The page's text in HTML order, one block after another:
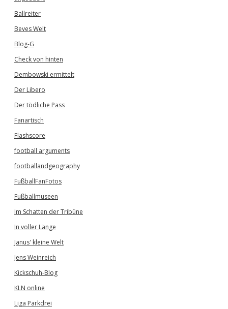
Ballreiter
Beves Welt
Blog-G
Check von hinten
Dembowski ermittelt
Der Libero
Der tödliche Pass
Fanartisch
Flashscore
football arguments
footballandgeography
FußballFanFotos
Fußballmuseen
Im Schatten der Tribüne
In voller Länge
Janus' kleine Welt
Jens Weinreich
Kickschuh-Blog
KLN online
Liga Parkdrei